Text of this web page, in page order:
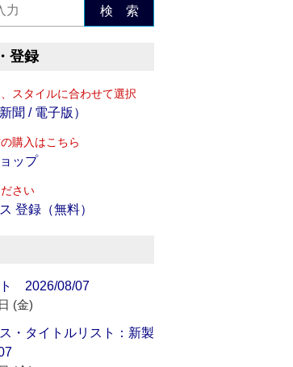
検 索
登録
スタイルに合わせて選択
聞 / 電子版）
購入はこちら
ップ
さい
登録（無料）
2026/08/07
(金)
・タイトルリスト：新製